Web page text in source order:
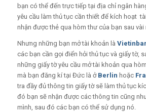
bạn có thể đến trực tiếp tại địa chỉ ngân
yêu cầu làm thủ tục cần thiết để kích hoạt
nhận được thẻ qua hòm thư của bạn sau vài
Nhưng những bạn mở tài khoản là
các bạn cần gọi điển hỏi thủ tục và giấy tờ,
những giấy tờ yêu cầu mở tài khoản qua
mà bạn đăng kí tại Đức là ở Berlin hoặc
tra đầy đủ thông tin giấy tờ sẽ làm thủ tục
đó bạn sẽ nhận được các thông tin cũng
mình, sau đó các bạn có thể sử dụng nó.